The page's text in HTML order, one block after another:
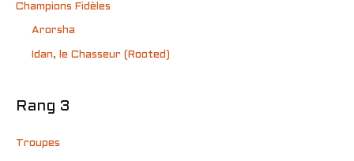
Champions Fidèles
Arorsha
Idan, le Chasseur (Rooted)
Rang 3
Troupes